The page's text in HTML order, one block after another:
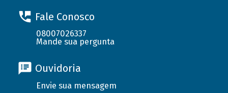
Fale Conosco
08007026337
Mande sua pergunta
Ouvidoria
Envie sua mensagem